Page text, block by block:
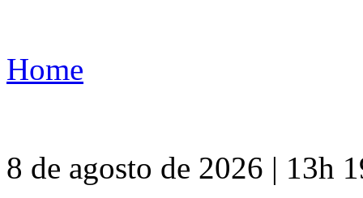
Home
8 de agosto de 2026 | 13h